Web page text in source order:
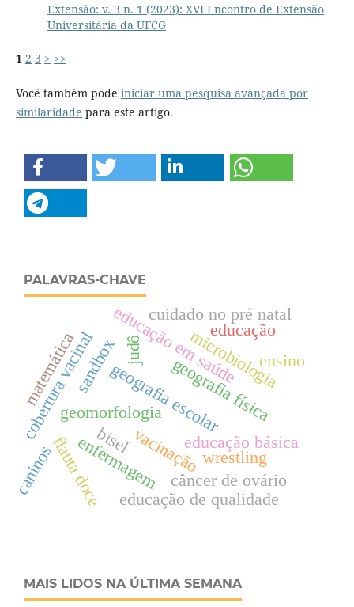
Extensão: v. 3 n. 1 (2023): XVI Encontro de Extensão
Universitária da UFCG
1 2 3 > >>
Você também pode iniciar uma pesquisa avançada por
similaridade para este artigo.
PALAVRAS-CHAVE
geografia física
geomorfologia
geografia escolar
sandbox
cobertura vacinaleducação em saúde
enfermagemvacinação
microbiologiaensino
educação básica
bisel
flauta doce educação de qualidade
matemática
câncer de ovário
educação
judô
wrestling
cuidado no pré natal
caninos
MAIS LIDOS NA ÚLTIMA SEMANA